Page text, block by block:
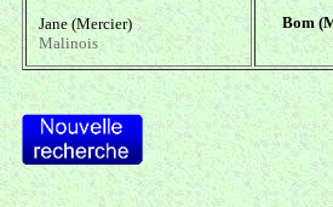
Jane (Mercier)
Malinois
Bom